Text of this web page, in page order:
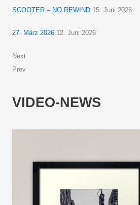
SCOOTER – NO REWIND 15. Juni 2026
27. März 2026 12. Juni 2026
Next
Prev
VIDEO-NEWS